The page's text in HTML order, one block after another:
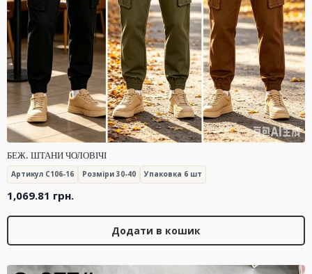
БЕЖ. ШТАНИ ЧОЛОВІЧІ
Артикул C106-16 Розміри 30-40 Упаковка 6 шт
1,069.81 грн.
Додати в кошик